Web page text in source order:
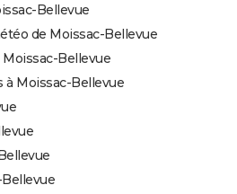
Bellevue
de Moissac-Bellevue
Bellevue
à Moissac-Bellevue